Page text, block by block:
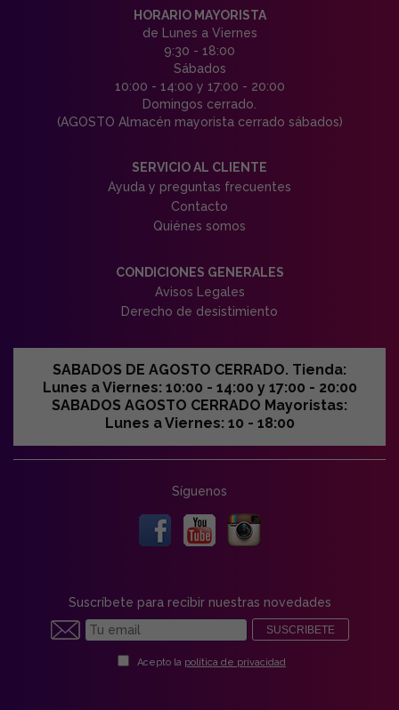
HORARIO MAYORISTA
de Lunes a Viernes
9:30 - 18:00
Sábados
10:00 - 14:00 y 17:00 - 20:00
Domingos cerrado.
(AGOSTO Almacén mayorista cerrado sábados)
SERVICIO AL CLIENTE
Ayuda y preguntas frecuentes
Contacto
Quiénes somos
CONDICIONES GENERALES
Avisos Legales
Derecho de desistimiento
SABADOS DE AGOSTO CERRADO. Tienda:
Lunes a Viernes: 10:00 - 14:00 y 17:00 - 20:00
SABADOS AGOSTO CERRADO Mayoristas:
Lunes a Viernes: 10 - 18:00
Síguenos
Suscríbete para recibir nuestras novedades
SUSCRIBETE
Acepto la política de privacidad